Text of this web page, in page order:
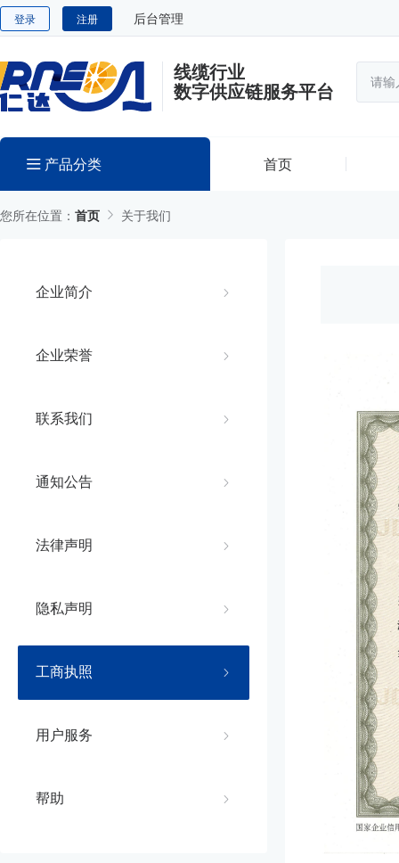
登录 注册 后台管理
线缆行业
数字供应链服务平台
产品分类 首页
您所在位置： 首页 关于我们
企业简介
企业荣誉
联系我们
通知公告
法律声明
隐私声明
工商执照
用户服务
帮助